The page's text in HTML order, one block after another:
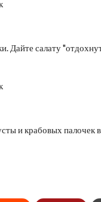
Дайте салату
и крабовых палочек